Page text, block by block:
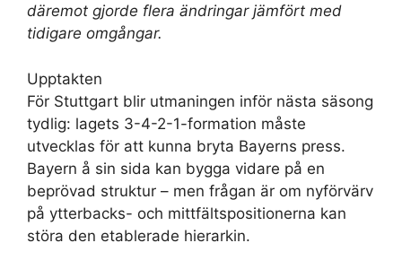
däremot gjorde flera ändringar jämfört med
tidigare omgångar.
Upptakten
För Stuttgart blir utmaningen inför nästa säsong
tydlig: lagets 3-4-2-1-formation måste
utvecklas för att kunna bryta Bayerns press.
Bayern å sin sida kan bygga vidare på en
beprövad struktur – men frågan är om nyförvärv
på ytterbacks- och mittfältspositionerna kan
störa den etablerade hierarkin.